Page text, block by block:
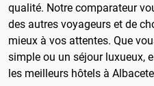
qualité. Notre comparateur
des autres voyageurs et de
mieux à vos attentes. Que
simple ou un séjour luxueux,
les meilleurs hôtels à